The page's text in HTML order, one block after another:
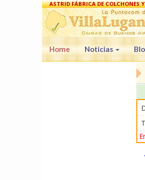
ASTRID FÁBRICA DE COLCHONES
Riachuelo
Home Noticias